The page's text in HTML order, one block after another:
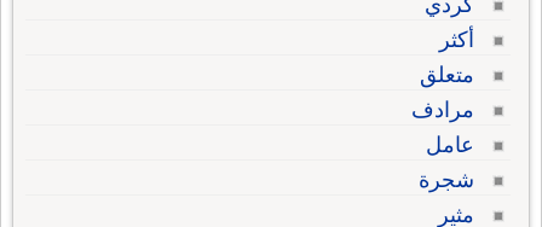
كردي
أكثر
متعلق
مرادف
عامل
شجرة
مثير